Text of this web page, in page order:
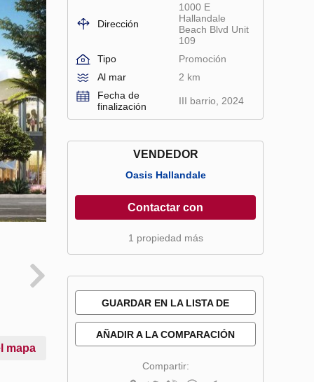
mapa
Dirección
1000 E
Hallandale
Beach Blvd Unit
109
Tipo
Promoción
Al mar
2 km
Fecha de
finalización
III barrio, 2024
VENDEDOR
Oasis Hallandale
Contactar con
1 propiedad más
GUARDAR EN LA LISTA DE
AÑADIR A LA COMPARACIÓN
Compartir: